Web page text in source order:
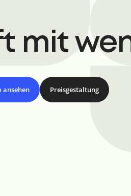
mit
ansehen Preisgestaltung